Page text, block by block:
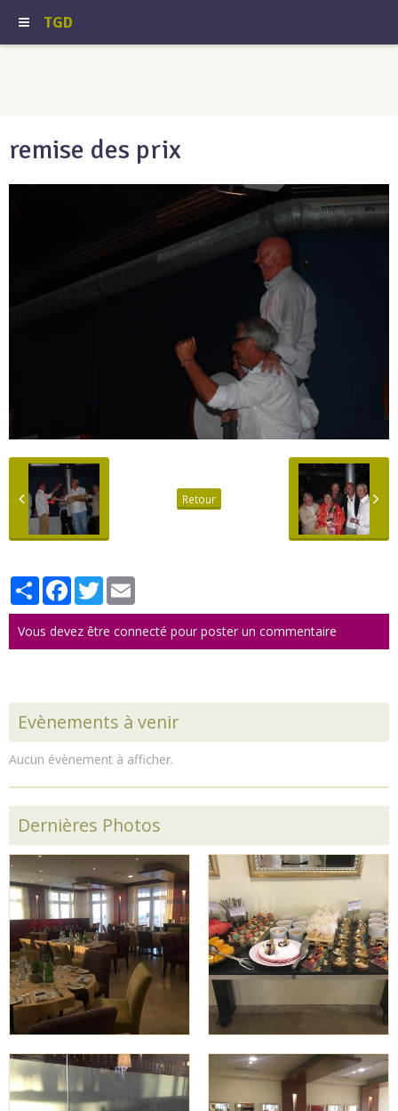
TGD
remise des prix
Retour
PartagerFacebook
Twitter
Vous devez être connecté pour poster un commentaire
Evènements à venir
Aucun évènement à afficher.
Dernières Photos